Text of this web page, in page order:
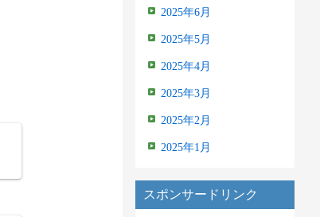
2025年6月
2025年5月
2025年4月
2025年3月
2025年2月
2025年1月
スポンサードリンク